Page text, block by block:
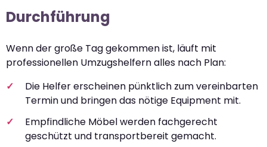
Durchführung
Wenn der große Tag gekommen ist, läuft mit
professionellen Umzugshelfern alles nach Plan:
Die Helfer erscheinen pünktlich zum vereinbarten
Termin und bringen das nötige Equipment mit.
Empfindliche Möbel werden fachgerecht
geschützt und transportbereit gemacht.